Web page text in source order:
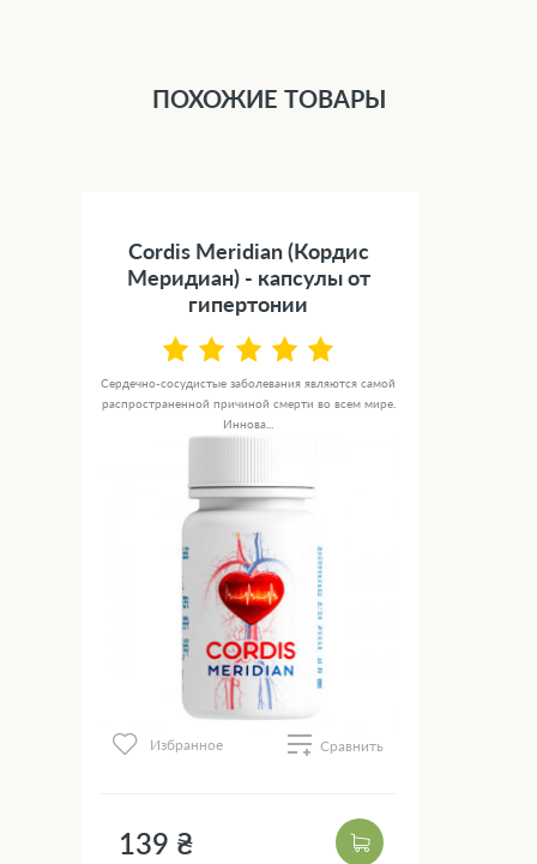
ПОХОЖИЕ ТОВАРЫ
Cordis Meridian (Кордис
Меридиан) - капсулы от
гипертонии
Сердечно-сосудистые заболевания являются самой
распространенной причиной смерти во всем мире.
Иннова...
Избранное Сравнить
139 ₴